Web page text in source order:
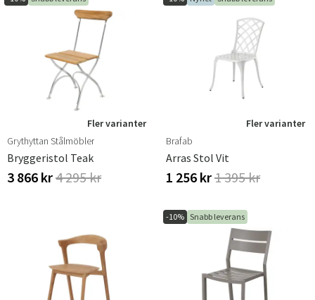
Fler varianter
Grythyttan Stålmöbler
Bryggeristol Teak
3 866 kr4 295 kr
Fler varianter
Brafab
Arras Stol Vit
1 256 kr1 395 kr
-10% Snabb leverans